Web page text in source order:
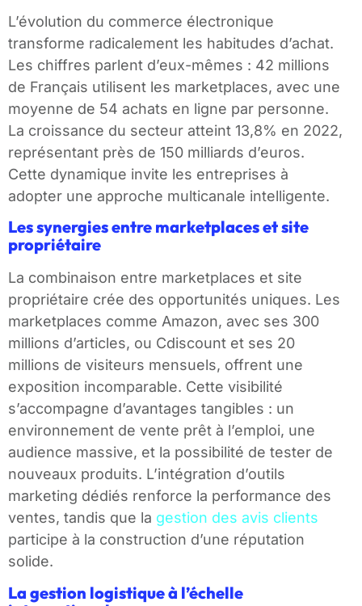
L’évolution du commerce électronique
transforme radicalement les habitudes d’achat.
Les chiffres parlent d’eux-mêmes : 42 millions
de Français utilisent les marketplaces, avec une
moyenne de 54 achats en ligne par personne.
La croissance du secteur atteint 13,8% en 2022,
représentant près de 150 milliards d’euros.
Cette dynamique invite les entreprises à
adopter une approche multicanale intelligente.
Les synergies entre marketplaces et site
propriétaire
La combinaison entre marketplaces et site
propriétaire crée des opportunités uniques. Les
marketplaces comme Amazon, avec ses 300
millions d’articles, ou Cdiscount et ses 20
millions de visiteurs mensuels, offrent une
exposition incomparable. Cette visibilité
s’accompagne d’avantages tangibles : un
environnement de vente prêt à l’emploi, une
audience massive, et la possibilité de tester de
nouveaux produits. L’intégration d’outils
marketing dédiés renforce la performance des
ventes, tandis que la gestion des avis clients
participe à la construction d’une réputation
solide.
La gestion logistique à l’échelle